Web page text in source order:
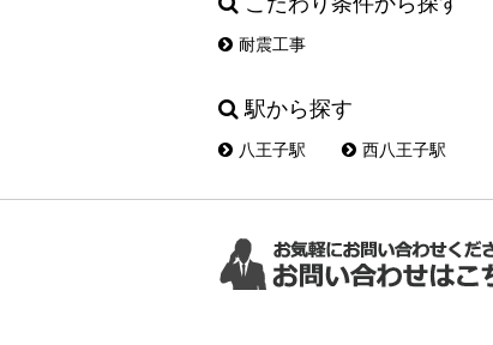
耐震工事
駅から探す
八王子駅 西八王子駅